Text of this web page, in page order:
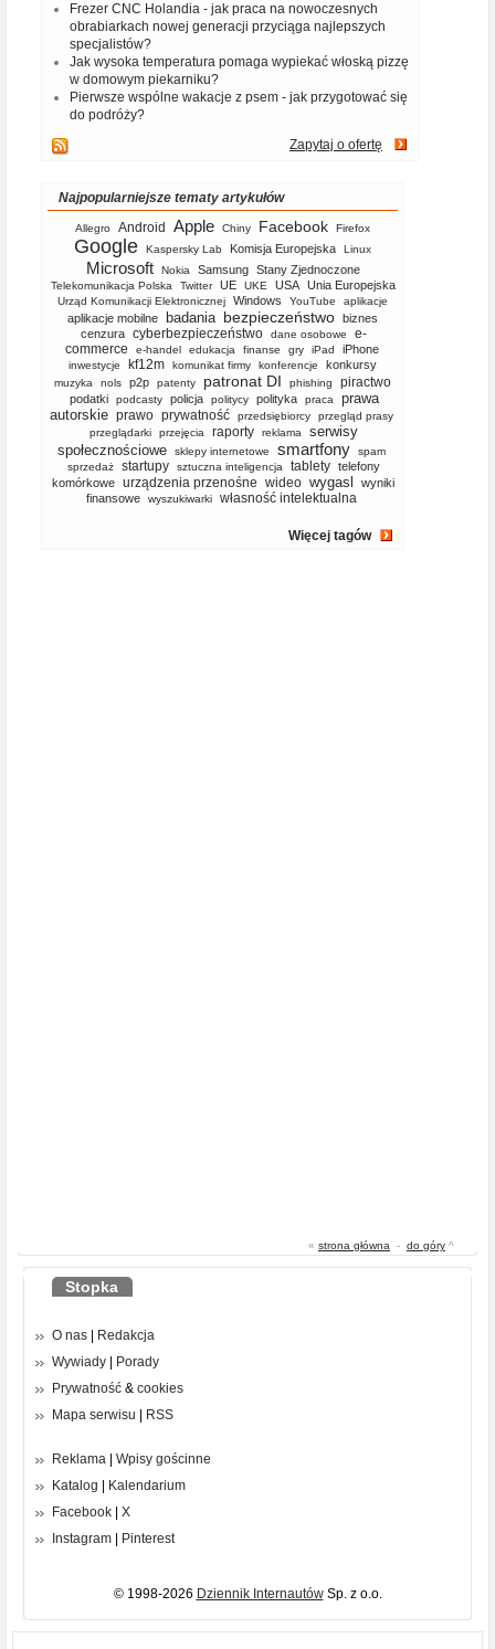
Frezer CNC Holandia - jak praca na nowoczesnych
obrabiarkach nowej generacji przyciąga najlepszych
specjalistów?
Jak wysoka temperatura pomaga wypiekać włoską pizzę
w domowym piekarniku?
Pierwsze wspólne wakacje z psem - jak przygotować się
do podróży?
Zapytaj o ofertę
Najpopularniejsze tematy artykułów
Allegro Android Apple Chiny Facebook Firefox
Google Kaspersky Lab Komisja Europejska Linux
Microsoft Nokia Samsung Stany Zjednoczone
Telekomunikacja Polska Twitter UE UKE USA Unia Europejska
Urząd Komunikacji Elektronicznej Windows YouTube aplikacje
aplikacje mobilne badania bezpieczeństwo biznes
cenzura cyberbezpieczeństwo dane osobowe
e-
commerce
e-handel edukacja finanse gry iPad iPhone
inwestycje kf12m komunikat firmy konferencje konkursy
muzyka nols p2p patenty patronat DI phishing piractwo
podatki podcasty policja politycy polityka praca
prawa
autorskie prawo prywatność przedsiębiorcy
przegląd prasy
przeglądarki
przejęcia raporty reklama
serwisy
społecznościowe
sklepy internetowe smartfony
spam
sprzedaż
startupy sztuczna inteligencja tablety telefony
komórkowe
urządzenia przenośne wideo wygasl
wyniki
finansowe
wyszukiwarki własność intelektualna
Więcej tagów
« strona główna - do góry ^
Stopka
O nas
Redakcja
Wywiady
Porady
Prywatność & cookies
Mapa serwisu
RSS
Reklama
Wpisy gościnne
Katalog
Kalendarium
Facebook
X
Instagram
Pinterest
© 1998-2026 Dziennik InternautówSp. z o.o.